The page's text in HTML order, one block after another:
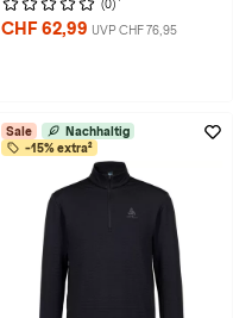
(0)
CHF 62,99 UVP CHF 76,95
Sale
Nachhaltig
-15% extra²